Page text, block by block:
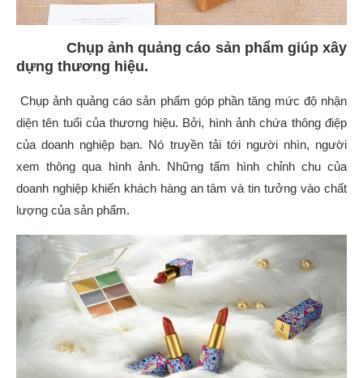
Chụp ảnh quảng cáo sản phẩm giúp xây
dựng thương hiệu.
Chụp ảnh quảng cáo sản phẩm góp phần tăng mức độ nhận
diện tên tuổi của thương hiệu. Bởi, hình ảnh chứa thông điệp
của doanh nghiệp bạn. Nó truyền tải tới người nhìn, người
xem thông qua hình ảnh. Những tấm hình chỉnh chu của
doanh nghiệp khiến khách hàng an tâm và tin tưởng vào chất
lượng của sản phẩm.